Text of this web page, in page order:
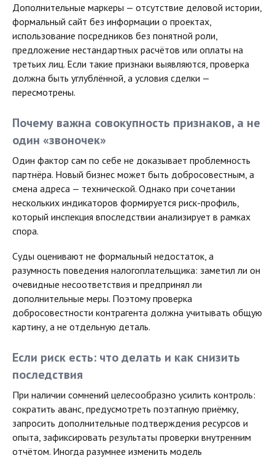
Дополнительные маркеры — отсутствие деловой истории,
формальный сайт без информации о проектах,
использование посредников без понятной роли,
предложение нестандартных расчётов или оплаты на
третьих лиц. Если такие признаки выявляются, проверка
должна быть углублённой, а условия сделки —
пересмотрены.
Почему важна совокупность признаков, а не
один «звоночек»
Один фактор сам по себе не доказывает проблемность
партнёра. Новый бизнес может быть добросовестным, а
смена адреса — технической. Однако при сочетании
нескольких индикаторов формируется риск-профиль,
который инспекция впоследствии анализирует в рамках
спора.
Суды оценивают не формальный недостаток, а
разумность поведения налогоплательщика: заметил ли он
очевидные несоответствия и предпринял ли
дополнительные меры. Поэтому проверка
добросовестности контрагента должна учитывать общую
картину, а не отдельную деталь.
Если риск есть: что делать и как снизить
последствия
При наличии сомнений целесообразно усилить контроль:
сократить аванс, предусмотреть поэтапную приёмку,
запросить дополнительные подтверждения ресурсов и
опыта, зафиксировать результаты проверки внутренним
отчётом. Иногда разумнее изменить модель